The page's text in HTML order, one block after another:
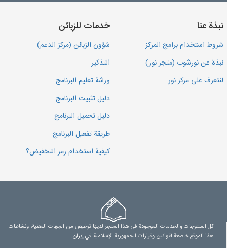
نبذة عنا
شروط استخدام برامج المركز
نبذة عن نورشوب (متجر نور)
لنتعرف على مركز نور
خدمات للزبائن
شؤون الزبائن (مركز الدعم)
التذكير
ورشة تعليم البرنامج
دليل تثبيت البرنامج
دليل تحميل البرنامج
طريقة تفعيل البرنامج
كيفية استخدام رمز التخفيض؟
كل المنتوجات والخدمات الموجودة في هذا المتجر لديها ترخيص من الجهات المعنية، ونشاطات
هذا الموقع خاضعة لقوانين وقرارات الجمهورية الإسلامية في إيران.